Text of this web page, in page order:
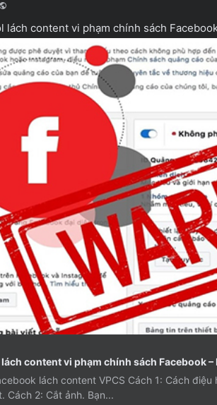
lách content vi phạm chính sách
content vi phạm chính sách Facebook –
lách content VPCS Cách 1: Cách
Cách 2: Cắt ảnh. Bạn...